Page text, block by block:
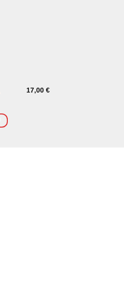
17,00€